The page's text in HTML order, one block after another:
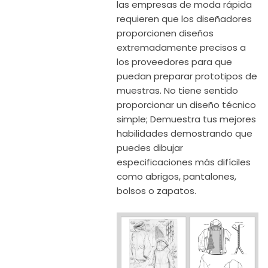
las empresas de moda rápida
requieren que los diseñadores
proporcionen diseños
extremadamente precisos a
los proveedores para que
puedan preparar prototipos de
muestras. No tiene sentido
proporcionar un diseño técnico
simple; Demuestra tus mejores
habilidades demostrando que
puedes dibujar
especificaciones más difíciles
como abrigos, pantalones,
bolsos o zapatos.